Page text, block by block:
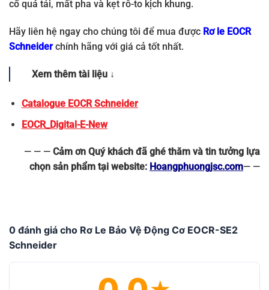
cố quá tải, mất pha và kẹt rô-to kịch khung.
Hãy liên hệ ngay cho chúng tôi để mua được Rơ le EOCR
Schneiderchính hãng với giá cả tốt nhất.
Xem thêm tài liệu ↓
Catalogue EOCR Schneider
EOCR_Digital-E-New
— — — Cảm ơn Quý khách đã ghé thăm và tin tưởng lựa
chọn sản phẩm tại website: Hoangphuongjsc.com— —
0 đánh giá cho Rơ Le Bảo Vệ Động Cơ EOCR-SE2
Schneider